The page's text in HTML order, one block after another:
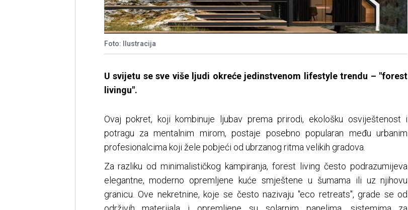
Foto: Ilustracija
U svijetu se sve više ljudi okreće jedinstvenom lifestyle trendu – "forest
livingu".
Ovaj pokret, koji kombinuje ljubav prema prirodi, ekološku osviještenost i
potragu za mentalnim mirom, postaje posebno popularan među urbanim
profesionalcima koji žele pobjeći od ubrzanog ritma velikih gradova.
Za razliku od minimalističkog kampiranja, forest living često podrazumijeva
elegantne, moderno opremljene kuće smještene u šumama ili uz njihovu
granicu. Ove nekretnine, koje se često nazivaju "eco retreats", grade se od